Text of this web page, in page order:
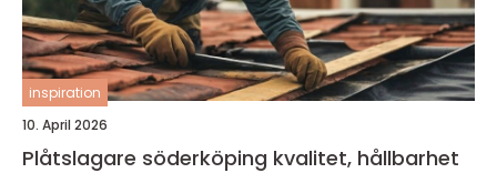
inspiration
10. April 2026
Plåtslagare söderköping kvalitet, hållbarhet